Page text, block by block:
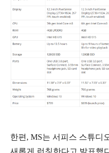
한편, MS는 서피스 스튜디
새롭게 런칭한다고 발표했